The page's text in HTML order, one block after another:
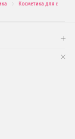
. Косметика для волос